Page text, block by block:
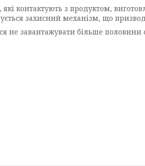
контактують з продуктом,
захисний механізм, що
не завантажувати більше половини